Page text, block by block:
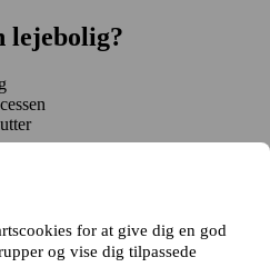
lejebolig?
for at give dig en god
og vise dig tilpassede